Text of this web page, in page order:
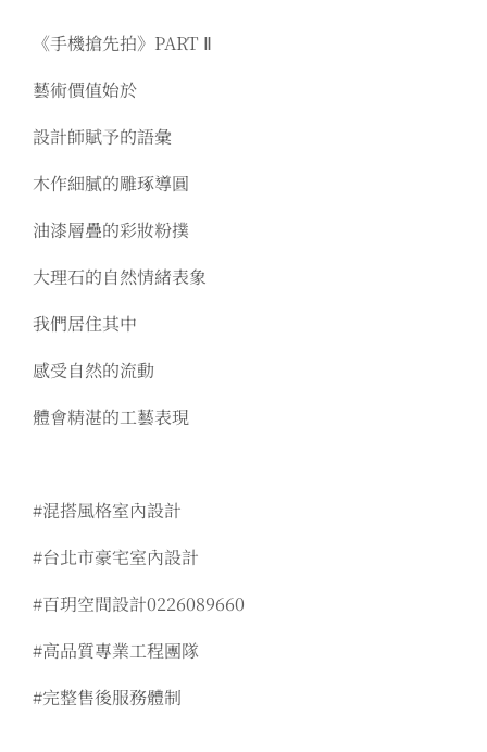
《手機搶先拍》PART Ⅱ
藝術價值始於
設計師賦予的語彙
木作細膩的雕琢導圓
油漆層疊的彩妝粉撲
大理石的自然情緒表象
我們居住其中
感受自然的流動
體會精湛的工藝表現
#混搭風格室內設計
#台北市豪宅室內設計
#百玥空間設計0226089660
#高品質專業工程團隊
#完整售後服務體制